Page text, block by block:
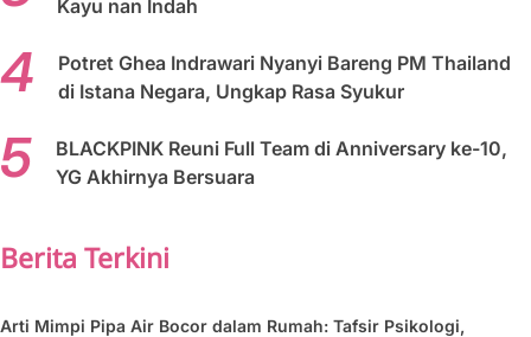
Kayu nan Indah
Potret Ghea Indrawari Nyanyi Bareng PM Thailand
di Istana Negara, Ungkap Rasa Syukur
BLACKPINK Reuni Full Team di Anniversary ke-10,
YG Akhirnya Bersuara
Berita Terkini
Arti Mimpi Pipa Air Bocor dalam Rumah: Tafsir Psikologi,